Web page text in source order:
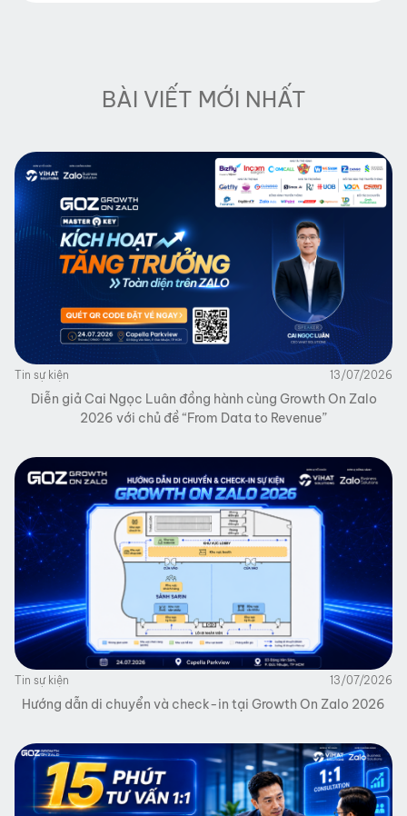
BÀI VIẾT MỚI NHẤT
Tin sự kiện 13/07/2026
Diễn giả Cai Ngọc Luân đồng hành cùng Growth On Zalo
2026 với chủ đề “From Data to Revenue”
Tin sự kiện 13/07/2026
Hướng dẫn di chuyển và check-in tại Growth On Zalo 2026